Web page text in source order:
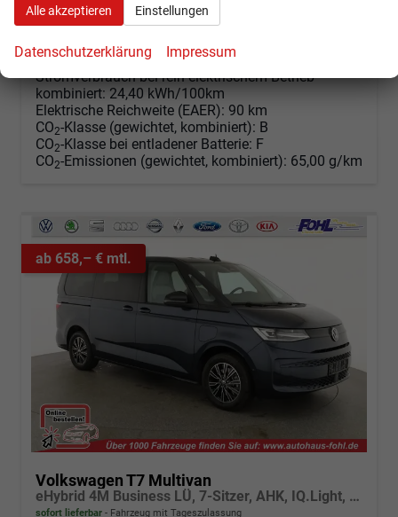
Energieverbrauch (gewichtet, kombiniert):
2,80 l/100km + 15,90 kWh/100km
Kraftstoffverbrauch bei entladener Batterie
kombiniert:7,70 l/100km
Stromverbrauch bei rein elektrischem Betrieb
kombiniert: 24,40 kWh/100km
Elektrische Reichweite (EAER): 90 km
CO2-Klasse (gewichtet, kombiniert): B
CO2-Klasse bei entladener Batterie: F
CO2-Emissionen (gewichtet, kombiniert): 65,00 g/km
ab 658,– € mtl.
Volkswagen T7 Multivan
eHybrid 4M Business LÜ, 7-Sitzer, AHK, IQ.Light, easyOpen, Navi, 5-J Garantie
sofort lieferbar Fahrzeug mit Tageszulassung
Alle akzeptieren Einstellungen
Datenschutzerklärung Impressum